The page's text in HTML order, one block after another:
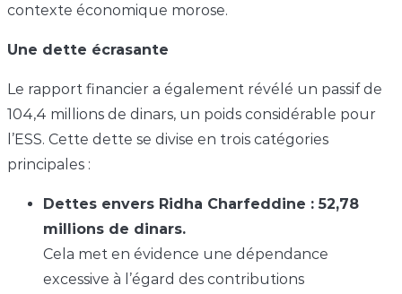
contexte économique morose.
Une dette écrasante
Le rapport financier a également révélé un passif de
104,4 millions de dinars, un poids considérable pour
l’ESS. Cette dette se divise en trois catégories
principales :
Dettes envers Ridha Charfeddine : 52,78
millions de dinars.
Cela met en évidence une dépendance
excessive à l’égard des contributions